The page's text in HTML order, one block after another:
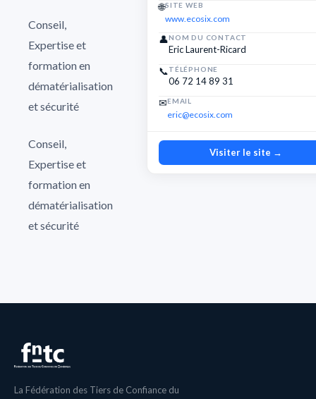
Conseil,
Expertise et
formation en
dématérialisation
et sécurité
Conseil,
Expertise et
formation en
dématérialisation
et sécurité
🌐SITE WEB
www.ecosix.com
👤NOM DU CONTACT
Eric Laurent-Ricard
📞TÉLÉPHONE
06 72 14 89 31
✉EMAIL
eric@ecosix.com
Visiter le site →
La Fédération des Tiers de Confiance du